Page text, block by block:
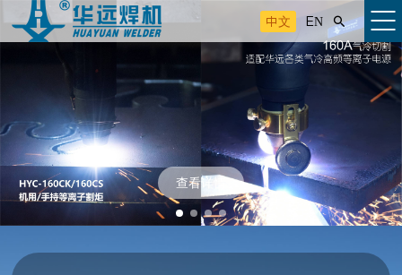
中文 EN 
查看详情